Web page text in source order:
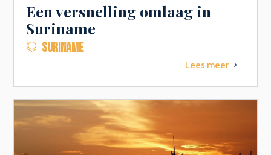
Een versnelling omlaag in
Suriname
 SURINAME
Lees meer 5